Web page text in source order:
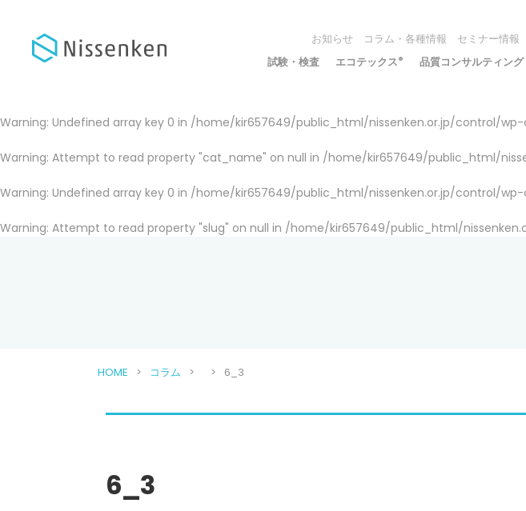
お知らせ コラム・各種情報 セミナー情報
試験・検査 エコテックス® 品質コンサルティング
Warning: Undefined array key 0 in /home/kir657649/public_html/nissenken.or.jp/control/
Warning: Attempt to read property "cat_name" on null in /home/kir657649/public_html/
Warning: Undefined array key 0 in /home/kir657649/public_html/nissenken.or.jp/control/
Warning: Attempt to read property "slug" on null in /home/kir657649/public_html/
HOME コラム 6_3
6_3